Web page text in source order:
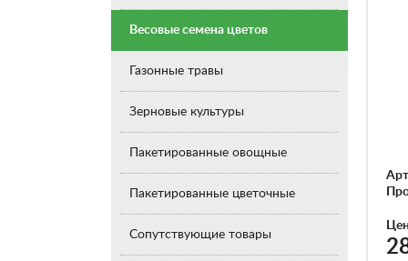
Весовые семена цветов
Газонные травы
Зерновые культуры
Пакетированные овощные
Пакетированные цветочные
Сопутствующие товары